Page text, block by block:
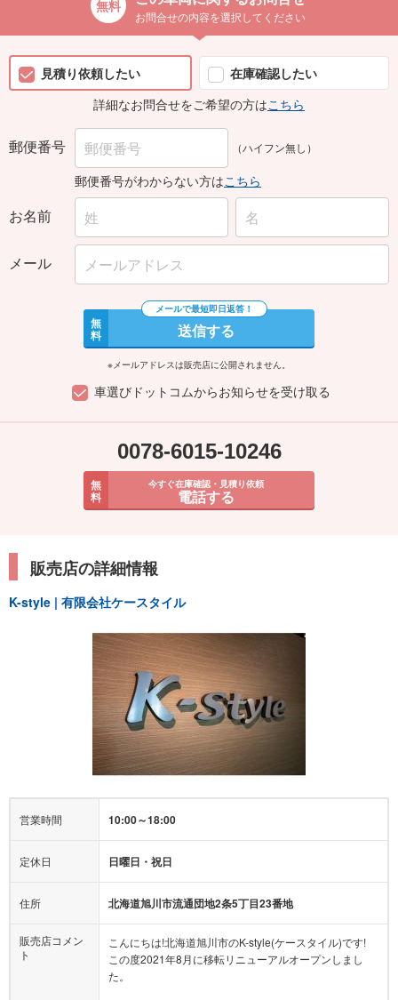
お問合せの内容を選択してください
見積り依頼したい
在庫確認したい
詳細なお問合せをご希望の方はこちら
郵便番号 （ハイフン無し）
郵便番号がわからない方はこちら
お名前
メール
無
料 送信する
※メールアドレスは販売店に公開されません。
車選びドットコムからお知らせを受け取る
0078-6015-10246
無
料
今すぐ在庫確認・見積り依頼
電話する
販売店の詳細情報
K-style | 有限会社ケースタイル
営業時間 10:00～18:00
定休日 日曜日・祝日
住所 北海道旭川市流通団地2条5丁目23番地
販売店コメン
ト
こんにちは!北海道旭川市のK-style(ケースタイル)です!
この度2021年8月に移転リニューアルオープンしまし
た。